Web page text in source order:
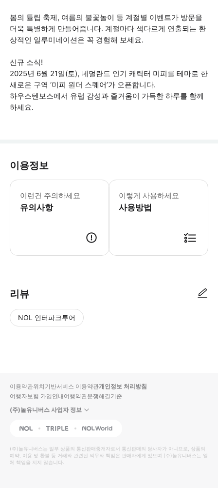
봄의 튤립 축제, 여름의 불꽃놀이 등 계절별 이벤트가 방문을
더욱 특별하게 만들어줍니다. 계절마다 색다르게 연출되는 환
상적인 일루미네이션은 꼭 경험해 보세요.
신규 소식!
2025년 6월 21일(토), 네덜란드 인기 캐릭터 미피를 테마로 한
새로운 구역 ‘미피 원더 스퀘어’가 오픈합니다.
하우스텐보스에서 유럽 감성과 즐거움이 가득한 하루를 함께
하세요.
이용정보
이런건 주의하세요
유의사항
이렇게 사용하세요
사용방법
리뷰
NOL 인터파크투어
입니
다.
높
은
순
동
영
상
순
상
이용약관위치기반서비스 이용약관개인정보 처리방침
여행자보험 가입안내여행약관분쟁해결기준
(주)놀유니버스 사업자 정보
NOL Triple Interpark Global
(주)놀유니버스는 일부 상품의 통신판매중개자로서 통신판매의 당사자가 아니므로, 상품의
예약, 이용 및 환불 등 거래와 관련된 의무와 책임은 판매자에게 있으며 (주)놀유니버스는 일
체 책임을 지지 않습니다.